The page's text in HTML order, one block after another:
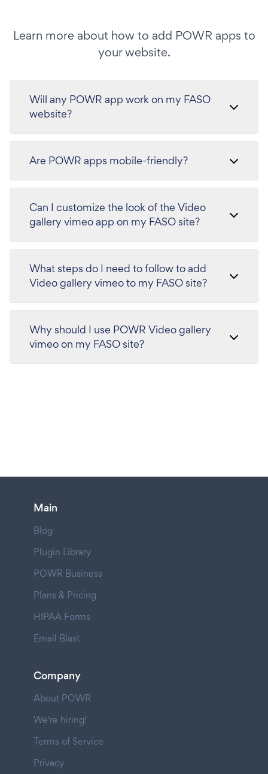
Learn more about how to add POWR apps to
your website.
Will any POWR app work on my FASO
website?
Are POWR apps mobile-friendly?
Can I customize the look of the Video
gallery vimeo app on my FASO site?
What steps do I need to follow to add
Video gallery vimeo to my FASO site?
Why should I use POWR Video gallery
vimeo on my FASO site?
Main
Blog
Plugin Library
POWR Business
Plans & Pricing
HIPAA Forms
Email Blast
Company
About POWR
We're hiring!
Terms of Service
Privacy